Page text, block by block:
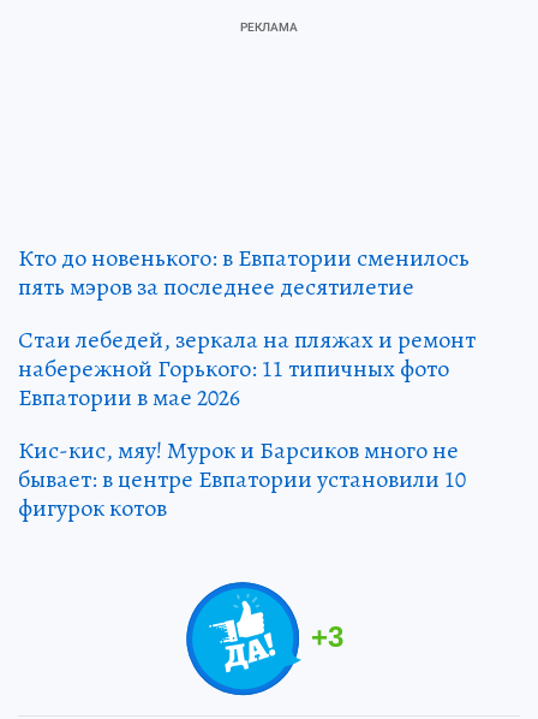
Кто до новенького: в Евпатории сменилось
пять мэров за последнее десятилетие
Стаи лебедей, зеркала на пляжах и ремонт
набережной Горького: 11 типичных фото
Евпатории в мае 2026
Кис-кис, мяу! Мурок и Барсиков много не
бывает: в центре Евпатории установили 10
фигурок котов
+3